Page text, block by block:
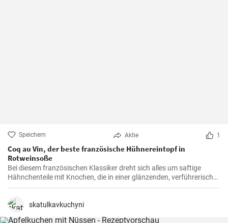
Speichern Aktie 1
Coq au Vin, der beste französische Hühnereintopf in
Rotweinsoße
Bei diesem französischen Klassiker dreht sich alles um saftige
Hähnchenteile mit Knochen, die in einer glänzenden, verführerisch
dunklen und reichhaltigen Rotweinsauce geschmort werden.
skatulkavkuchyni